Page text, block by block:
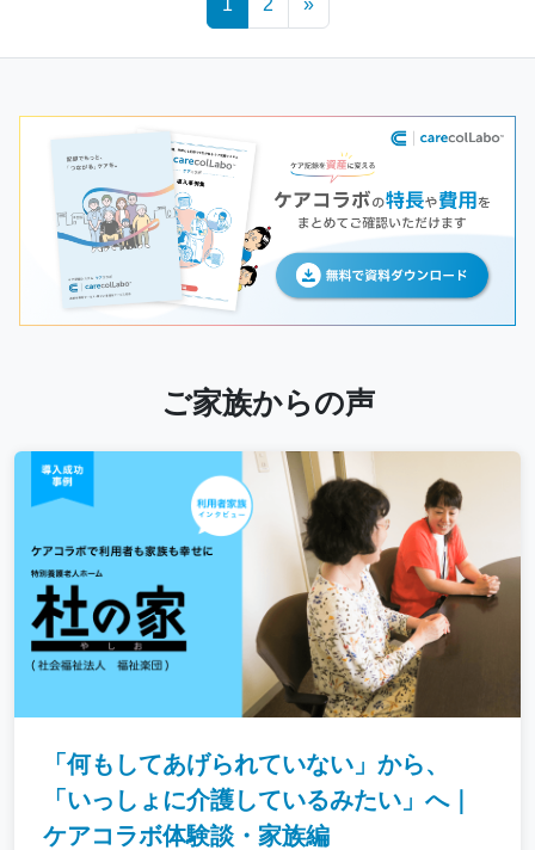
ご家族からの声
「何もしてあげられていない」から、
「いっしょに介護しているみたい」へ｜
ケアコラボ体験談・家族編